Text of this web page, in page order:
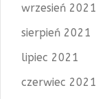
wrzesień 2021
sierpień 2021
lipiec 2021
czerwiec 2021